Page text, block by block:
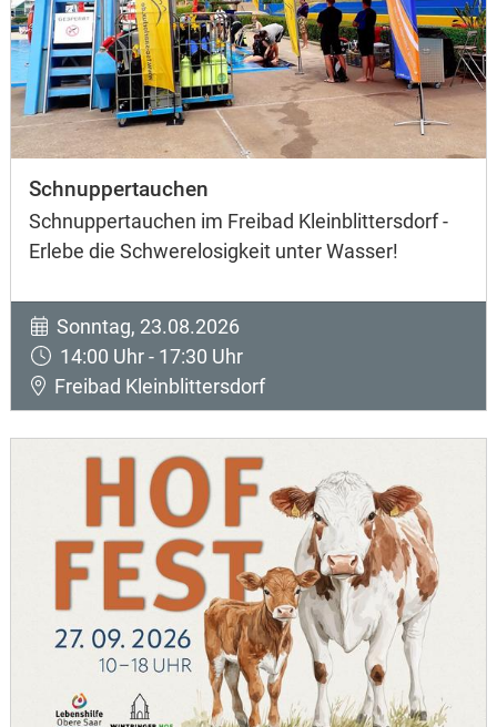
Schnuppertauchen
Schnuppertauchen im Freibad Kleinblittersdorf -
Erlebe die Schwerelosigkeit unter Wasser!
Sonntag, 23.08.2026
14:00 Uhr - 17:30 Uhr
Freibad Kleinblittersdorf